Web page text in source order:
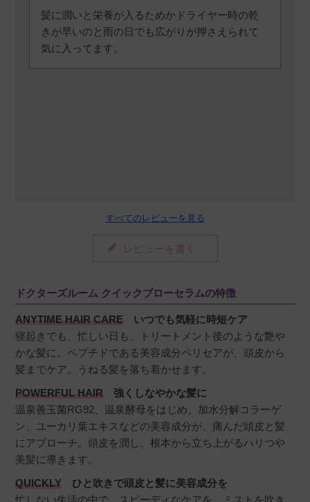
髪に潤いと栄養が入るためかドライヤー時の乾
きが早いのと雨の日でも広がりが押さえられて
すべてのレビューを見る
レビューを書く
ドクターズルーム クイックブローセラムの特徴
ANYTIME HAIR CARE いつでも気軽に時短ケア
寝起きでも、忙しい日も、トリートメント後のような艶や
かな髪に。ペプチドである美容成分ペリセアが、頭皮から
髪までケア。うねる髪を落ち着かせます。
POWERFUL HAIR 強くしなやかな髪に
温泉善玉菌RG92、温泉酵母をはじめ、加水分解コラーゲ
ン、ユーカリ葉エキスなどの美容成分が、痛んだ頭皮と髪
にアプローチ。頭皮を潤し、根本から立ち上がるハリつや
美髪に導きます。
QUICKLY ひと吹きで頭皮と髪に美容成分を